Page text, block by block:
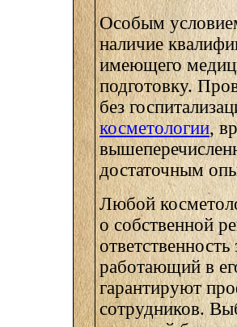
Особым
наличие
имеющего
подготовку.
без
косметологии,
достаточным
Любой
о собственной
работающий в
гарантируют
сотрудников.